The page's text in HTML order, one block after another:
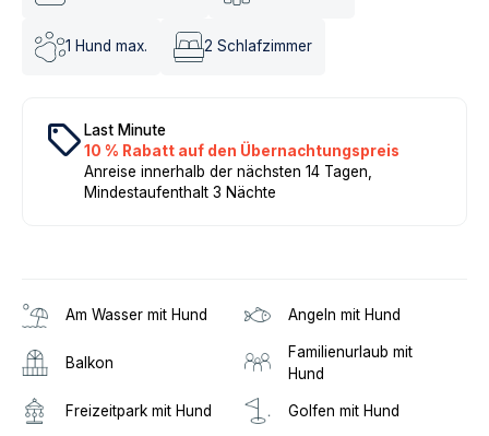
1 Hund max. 2 Schlafzimmer
local_offer Last Minute
10 % Rabatt auf den Übernachtungspreis
Anreise innerhalb der nächsten 14 Tagen,
Mindestaufenthalt 3 Nächte
Am Wasser mit Hund Angeln mit Hund
Balkon
Familienurlaub mit
Hund
Freizeitpark mit Hund Golfen mit Hund